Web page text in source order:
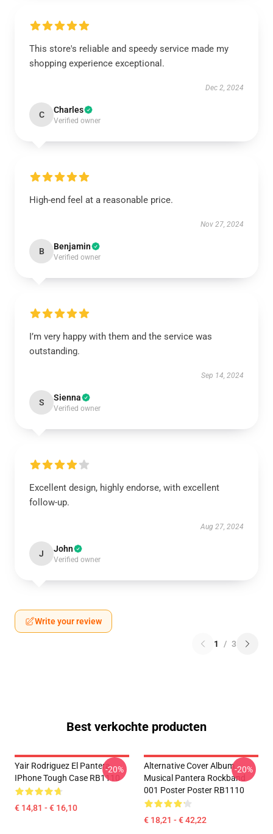
This store's reliable and speedy service made my
shopping experience exceptional.
Dec 2, 2024
C Charles
Verified owner
High-end feel at a reasonable price.
Nov 27, 2024
B Benjamin
Verified owner
I’m very happy with them and the service was
outstanding.
Sep 14, 2024
S Sienna
Verified owner
Excellent design, highly endorse, with excellent
follow-up.
Aug 27, 2024
J John
Verified owner
Write your review
1 / 3
Best verkochte producten
Yair Rodriguez El Pantera
IPhone Tough Case RB1110
€ 14,81 - € 16,10
-20%
Alternative Cover Album
Musical Pantera Rockband
001 Poster Poster RB1110
€ 18,21 - € 42,22
-20%